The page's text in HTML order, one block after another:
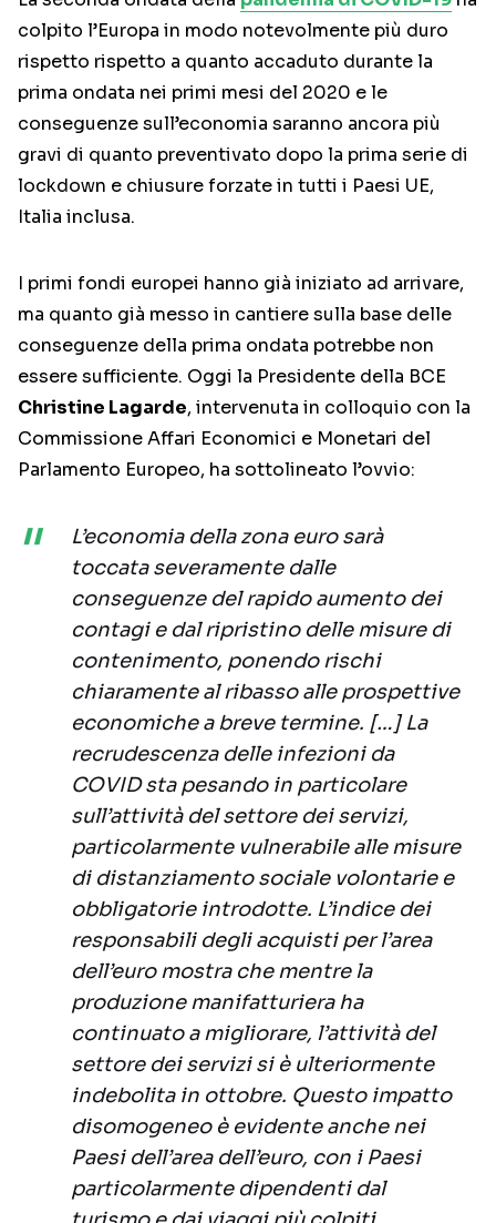
colpito l’Europa in modo notevolmente più duro
rispetto rispetto a quanto accaduto durante la
prima ondata nei primi mesi del 2020 e le
conseguenze sull’economia saranno ancora più
gravi di quanto preventivato dopo la prima serie di
lockdown e chiusure forzate in tutti i Paesi UE,
Italia inclusa.
I primi fondi europei hanno già iniziato ad arrivare,
ma quanto già messo in cantiere sulla base delle
conseguenze della prima ondata potrebbe non
essere sufficiente. Oggi la Presidente della BCE
Christine Lagarde, intervenuta in colloquio con la
Commissione Affari Economici e Monetari del
Parlamento Europeo, ha sottolineato l’ovvio:
L’economia della zona euro sarà
toccata severamente dalle
conseguenze del rapido aumento dei
contagi e dal ripristino delle misure di
contenimento, ponendo rischi
chiaramente al ribasso alle prospettive
economiche a breve termine. […] La
recrudescenza delle infezioni da
COVID sta pesando in particolare
sull’attività del settore dei servizi,
particolarmente vulnerabile alle misure
di distanziamento sociale volontarie e
obbligatorie introdotte. L’indice dei
responsabili degli acquisti per l’area
dell’euro mostra che mentre la
produzione manifatturiera ha
continuato a migliorare, l’attività del
settore dei servizi si è ulteriormente
indebolita in ottobre. Questo impatto
disomogeneo è evidente anche nei
Paesi dell’area dell’euro, con i Paesi
particolarmente dipendenti dal